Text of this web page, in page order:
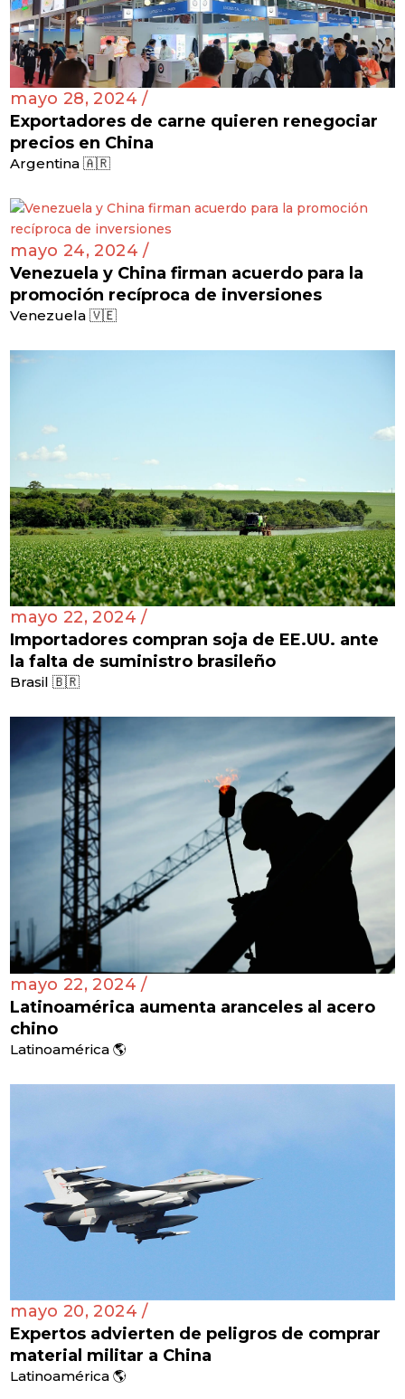
mayo 28, 2024 /
Exportadores de carne quieren renegociar
precios en China
Argentina 🇦🇷
mayo 24, 2024 /
Venezuela y China firman acuerdo para la
promoción recíproca de inversiones
Venezuela 🇻🇪
mayo 22, 2024 /
Importadores compran soja de EE.UU. ante
la falta de suministro brasileño
Brasil 🇧🇷
mayo 22, 2024 /
Latinoamérica aumenta aranceles al acero
chino
Latinoamérica 🌎
mayo 20, 2024 /
Expertos advierten de peligros de comprar
material militar a China
Latinoamérica 🌎